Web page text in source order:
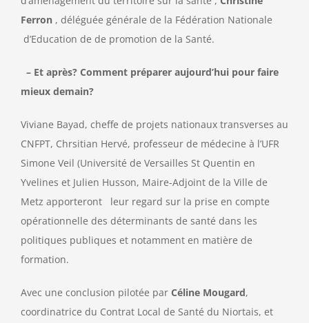
Ferron , déléguée générale de la Fédération Nationale
d’Education de de promotion de la Santé.
– Et après? Comment préparer aujourd’hui pour faire
mieux demain?
Viviane Bayad, cheffe de projets nationaux transverses au
CNFPT, Chrsitian Hervé, professeur de médecine à l’UFR
Simone Veil (Université de Versailles St Quentin en
Yvelines et Julien Husson, Maire-Adjoint de la Ville de
Metz apporteront leur regard sur la prise en compte
opérationnelle des déterminants de santé dans les
politiques publiques et notamment en matière de
formation.
Avec une conclusion pilotée par Céline Mougard,
coordinatrice du Contrat Local de Santé du Niortais, et